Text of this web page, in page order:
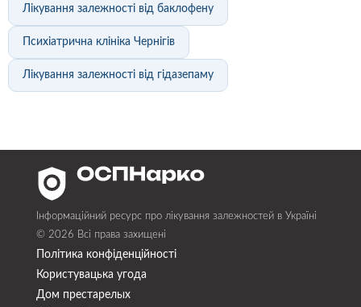
Лікування залежності від баклофену
Психіатрична клініка Чернігів
Лікування залежності від гідазепаму
Інформаційний ресурс про лікування залежностей в Україні
© 2026 Всі права захищені
Політика конфіденційності
Користувацька угода
Дом престарелых